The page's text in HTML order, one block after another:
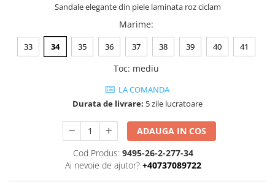
Sandale elegante din piele laminata roz ciclam
Marime:
33 34 35 36 37 38 39 40 41
Toc: mediu
LA COMANDA
Durata de livrare: 5 zile lucratoare
ADAUGA IN COS
Cod Produs: 9495-26-2-277-34
Ai nevoie de ajutor? +40737089722